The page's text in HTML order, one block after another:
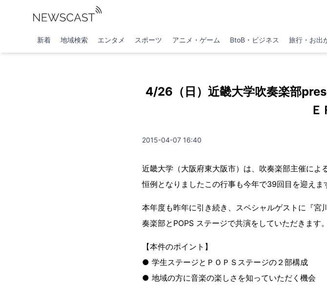
新着 地域検索 エンタメ スポーツ アニメ・ゲーム BtoB・ビジネス 旅行・お出
4/26（日）近畿大学吹奏楽部
Ｅ
2015-04-07 16:40
近畿大学（大阪府東大阪市）は、吹奏楽部主催に
恒例となりましたこの行事も今年で39回目を迎えま
本年度も昨年に引き続き、スペシャルゲストに『
奏楽部とPOPS ステージで共演をしていただきます。
【本件のポイント】
● 学生ステージとＰＯＰＳステージの２部構成
● 地域の方に音楽の楽しさを知っていただく